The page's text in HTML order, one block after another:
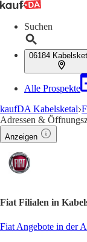
Suchen
06184
Alle Prospekte
kaufDA Kabelsketal
Adressen &
Anzeigen
Fiat Filialen in
Fiat Angebote in der